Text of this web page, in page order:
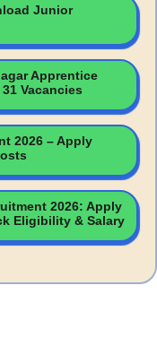
Junior
Apprentice
Vacancies
2026 – Apply
2026: Apply
Eligibility & Salary